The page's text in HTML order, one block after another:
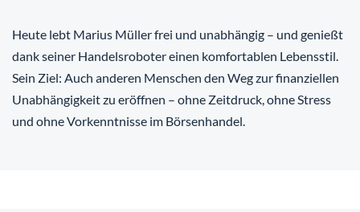
Heute lebt Marius Müller frei und unabhängig – und genießt
dank seiner Handelsroboter einen komfortablen Lebensstil.
Sein Ziel: Auch anderen Menschen den Weg zur finanziellen
Unabhängigkeit zu eröffnen – ohne Zeitdruck, ohne Stress
und ohne Vorkenntnisse im Börsenhandel.